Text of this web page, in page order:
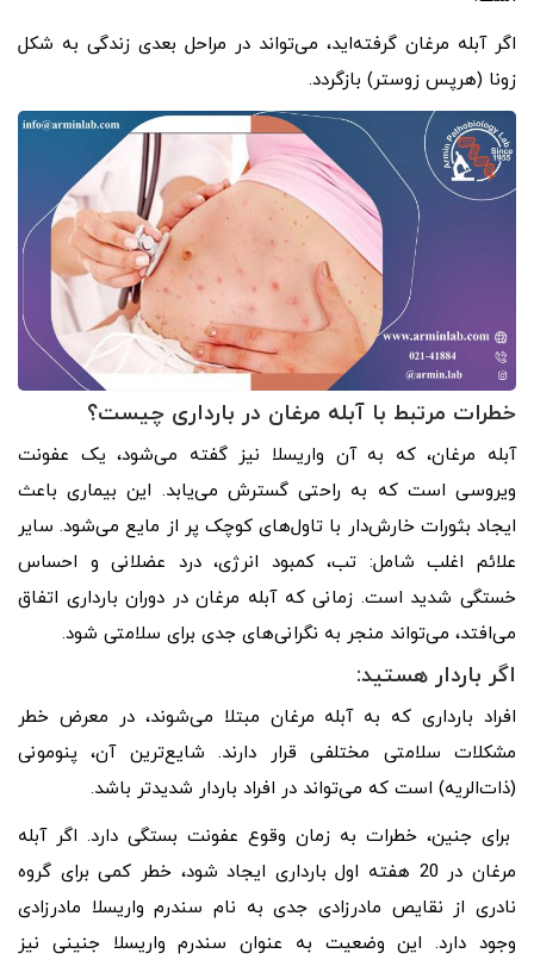
اگر آبله مرغان گرفته‌اید، می‌تواند در مراحل بعدی زندگی به شکل
زونا (هرپس زوستر) بازگردد.
خطرات مرتبط با آبله مرغان در بارداری چیست؟
آبله مرغان، که به آن واریسلا نیز گفته می‌شود، یک عفونت
ویروسی است که به راحتی گسترش می‌یابد. این بیماری باعث
ایجاد بثورات خارش‌دار با تاول‌های کوچک پر از مایع می‌شود. سایر
علائم اغلب شامل: تب، کمبود انرژی، درد عضلانی و احساس
خستگی شدید است. زمانی که آبله مرغان در دوران بارداری اتفاق
می‌افتد، می‌تواند منجر به نگرانی‌های جدی برای سلامتی شود.
اگر باردار هستید:
افراد بارداری که به آبله مرغان مبتلا می‌شوند، در معرض خطر
مشکلات سلامتی مختلفی قرار دارند. شایع‌ترین آن، پنومونی
(ذات‌الریه) است که می‌تواند در افراد باردار شدیدتر باشد.
برای جنین، خطرات به زمان وقوع عفونت بستگی دارد. اگر آبله
مرغان در 20 هفته اول بارداری ایجاد شود، خطر کمی برای گروه
نادری از نقایص مادرزادی جدی به نام سندرم واریسلا مادرزادی
وجود دارد. این وضعیت به عنوان سندرم واریسلا جنینی نیز